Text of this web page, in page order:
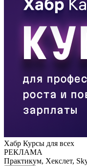
Хабр Курсы для всех
РЕКЛАМА
Практикум, Хекслет,